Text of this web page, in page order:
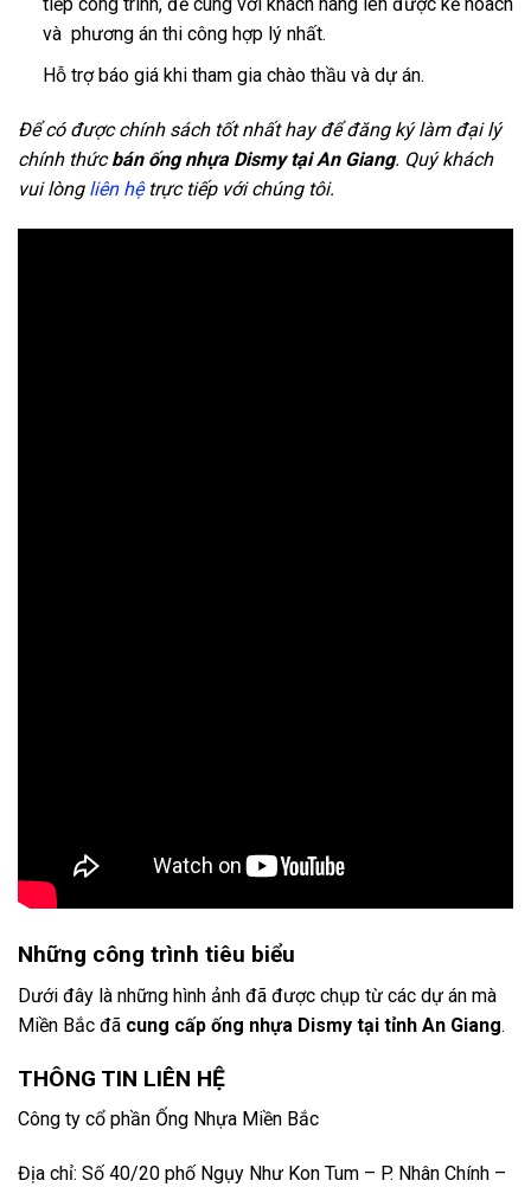
tiếp công trình, để cùng với khách hàng lên được kế hoach
và phương án thi công hợp lý nhất.
Hỗ trợ báo giá khi tham gia chào thầu và dự án.
Để có được chính sách tốt nhất hay để đăng ký làm đại lý
chính thứcbán ống nhựa Dismy tại An Giang. Quý khách
vui lòng liên hệtrực tiếp với chúng tôi.
Những công trình tiêu biểu
Dưới đây là những hình ảnh đã được chụp từ các dự án mà
Miền Bắc đã cung cấp ống nhựa Dismy tại tỉnh An Giang.
THÔNG TIN LIÊN HỆ
Công ty cổ phần Ống Nhựa Miền Bắc
Địa chỉ: Số 40/20 phố Ngụy Như Kon Tum – P. Nhân Chính –